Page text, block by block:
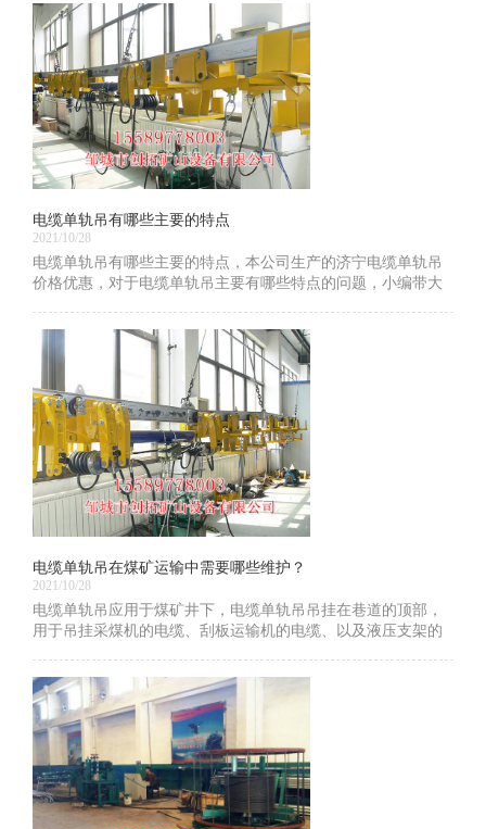
电缆单轨吊有哪些主要的特点
2021/10/28
电缆单轨吊有哪些主要的特点，本公司生产的济宁电缆单轨吊
价格优惠，对于电缆单轨吊主要有哪些特点的问题，小编带大
电缆单轨吊在煤矿运输中需要哪些维护？
2021/10/28
电缆单轨吊应用于煤矿井下，电缆单轨吊吊挂在巷道的顶部，
用于吊挂采煤机的电缆、刮板运输机的电缆、以及液压支架的
需要哪些维护